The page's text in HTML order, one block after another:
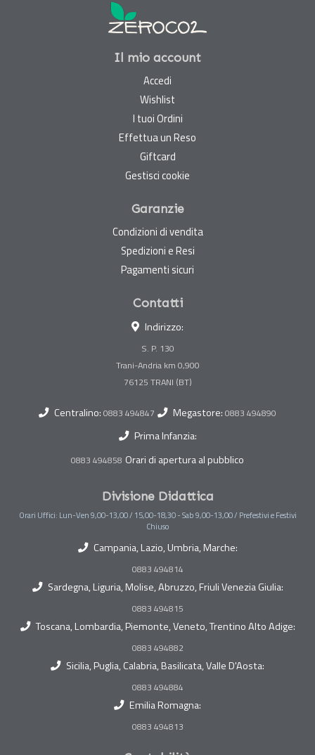
Il mio account
Accedi
Wishlist
I tuoi Ordini
Effettua un Reso
Giftcard
Gestisci cookie
Garanzie
Condizioni di vendita
Spedizioni e Resi
Pagamenti sicuri
Contatti
Indirizzo:
S. P. 130
Trani-Andria km 0,900
Centralino: 0883 494847 Megastore: 0883 494890
Prima Infanzia:
0883 494858 Orari di apertura al pubblico
Divisione Didattica
Orari Uffici: Lun-Ven 9,00-13,00 / 15,00-18,30 - Sab 9,00-13,00 / Prefestivi e Festivi
Chiuso
Campania, Lazio, Umbria, Marche:
0883 494814
Sardegna, Liguria, Molise, Abruzzo, Friuli Venezia Giulia:
0883 494815
Toscana, Lombardia, Piemonte, Veneto, Trentino Alto Adige:
0883 494882
Sicilia, Puglia, Calabria, Basilicata, Valle D'Aosta:
0883 494884
Emilia Romagna:
0883 494813